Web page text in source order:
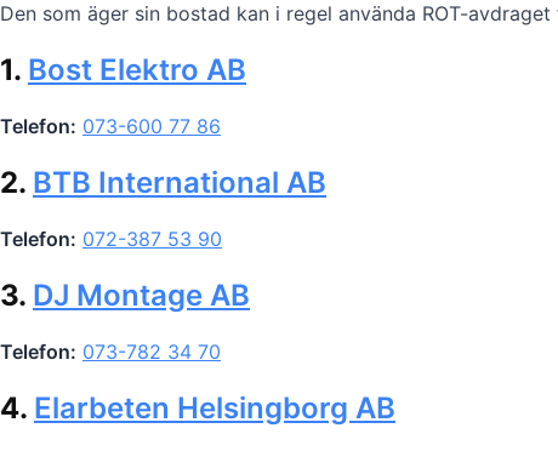
Den som äger sin bostad kan i regel använda ROT-
1. Bost Elektro AB
Telefon: 073-600 77 86
2. BTB International AB
Telefon: 072-387 53 90
3. DJ Montage AB
Telefon: 073-782 34 70
4. Elarbeten Helsingborg AB